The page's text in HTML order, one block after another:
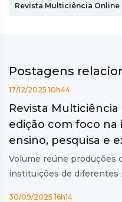
Revista Multiciência Online
Postagens
17/12/2025 10h44
Revista
edição com foco
ensino, pesquisa e
Volume reúne produções
instituições de diferentes
30/09/2025 16h14